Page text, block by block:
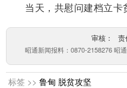
当天，共慰问建档立卡
审核： 责
昭通新闻报料：0870-2158276 昭
标签 >> 鲁甸 脱贫攻坚